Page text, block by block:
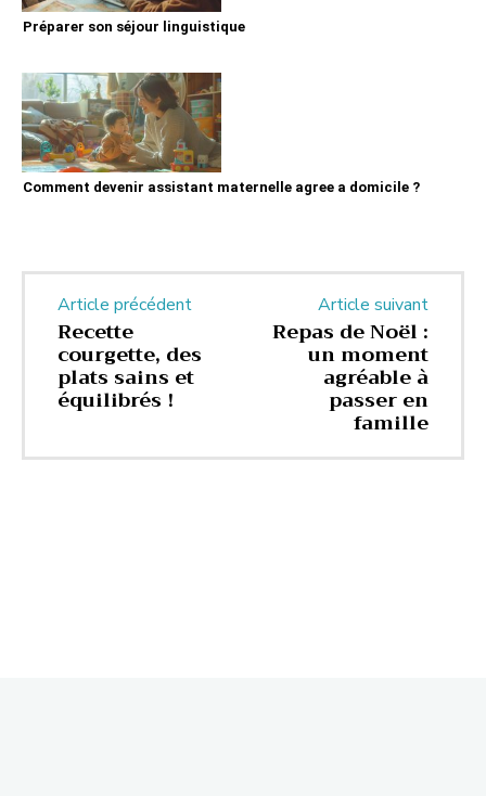
Préparer son séjour linguistique
Comment devenir assistant maternelle agree a domicile ?
Article précédent
Recette
courgette, des
plats sains et
équilibrés !
Article suivant
Repas de Noël :
un moment
agréable à
passer en
famille